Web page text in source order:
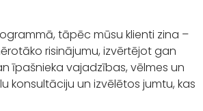
tāpēc mūsu klienti zina –
risinājumu, izvērtējot gan
īpašnieka vajadzības, vēlmes un
konsultāciju un izvēlētos jumtu, kas